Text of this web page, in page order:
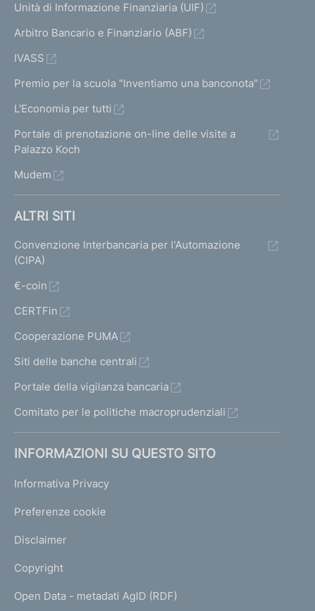
Unità di Informazione Finanziaria (UIF)
Arbitro Bancario e Finanziario (ABF)
IVASS
Premio per la scuola "Inventiamo una banconota"
L'Economia per tutti
Portale di prenotazione on-line delle visite a
Palazzo Koch
Mudem
ALTRI SITI
Convenzione Interbancaria per l'Automazione
(CIPA)
€-coin
CERTFin
Cooperazione PUMA
Siti delle banche centrali
Portale della vigilanza bancaria
Comitato per le politiche macroprudenziali
INFORMAZIONI SU QUESTO SITO
Informativa Privacy
Preferenze cookie
Disclaimer
Copyright
Open Data - metadati AgID (RDF)